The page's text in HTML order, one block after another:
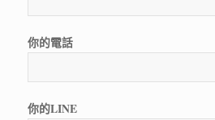
你的電話
你的LINE